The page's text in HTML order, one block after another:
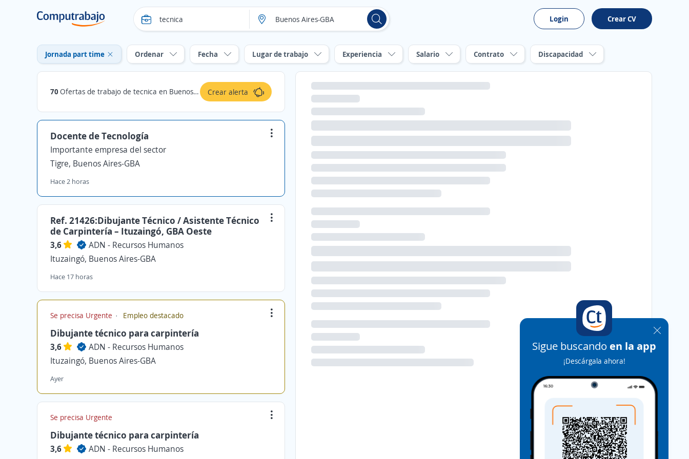
Login Crear CV
Jornada part time Ordenar Fecha Lugar de trabajo Experiencia Salario Contrato Discapacidad
70 Ofertas de trabajo de tecnica en Buenos Aires-GBA: Jornada part time Crear alerta
Docente de Tecnología
Importante empresa del sector
Tigre, Buenos Aires-GBA
Hace 2 horas
Ref. 21426:Dibujante Técnico / Asistente Técnico
de Carpintería – Ituzaingó, GBA Oeste
3,6
ADN - Recursos Humanos
Ituzaingó, Buenos Aires-GBA
Hace 17 horas
Se precisa Urgente Empleo destacado
Dibujante técnico para carpintería
3,6
ADN - Recursos Humanos
Ituzaingó, Buenos Aires-GBA
Ayer
Se precisa Urgente
Dibujante técnico para carpintería
3,6
ADN - Recursos Humanos
Sigue buscando en la app
¡Descárgala ahora!